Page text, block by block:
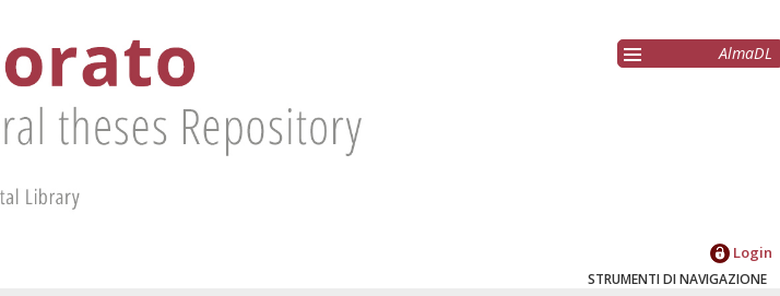
AlmaDL
Login
STRUMENTI DI NAVIGAZIONE